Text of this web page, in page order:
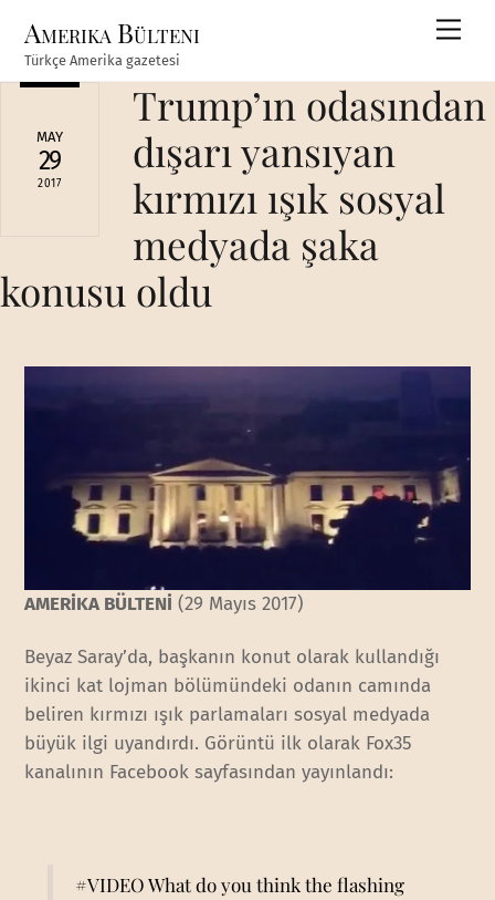
content
Amerika Bülteni
Türkçe Amerika gazetesi
MAY
29
2017
Trump’ın odasından
dışarı yansıyan
kırmızı ışık sosyal
medyada şaka
konusu oldu
AMERİKA BÜLTENİ (29 Mayıs 2017)
Beyaz Saray’da, başkanın konut olarak kullandığı
ikinci kat lojman bölümündeki odanın camında
beliren kırmızı ışık parlamaları sosyal medyada
büyük ilgi uyandırdı. Görüntü ilk olarak Fox35
kanalının Facebook sayfasından yayınlandı:
#VIDEOWhat do you think the flashing